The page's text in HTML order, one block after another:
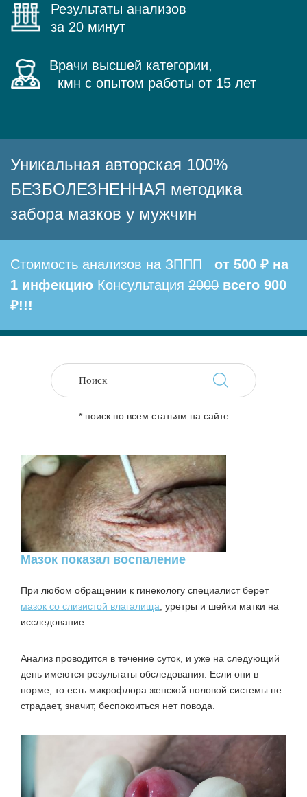
Результаты анализов
за 20 минут
Врачи высшей категории,
кмн с опытом работы от 15 лет
Уникальная авторская 100%
БЕЗБОЛЕЗНЕННАЯ методика
забора мазков у мужчин
Стоимость анализов на ЗППП
от 500 ₽ на
1 инфекцию Консультация 2000 всего 900
₽!!!
* поиск по всем статьям на сайте
Мазок показал воспаление
При любом обращении к гинекологу специалист берет
мазок со слизистой влагалища , уретры и шейки матки на
исследование.
Анализ проводится в течение суток, и уже на следующий
день имеются результаты обследования. Если они в
норме, то есть микрофлора женской половой системы не
страдает, значит, беспокоиться нет повода.